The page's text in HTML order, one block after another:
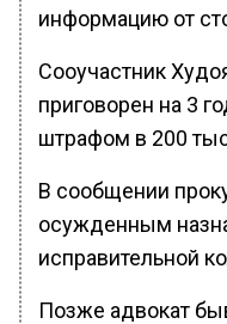
информацию от
Сооучастник
приговорен на 3
штрафом в 200
В сообщении
осужденным
исправительной
Позже адвокат